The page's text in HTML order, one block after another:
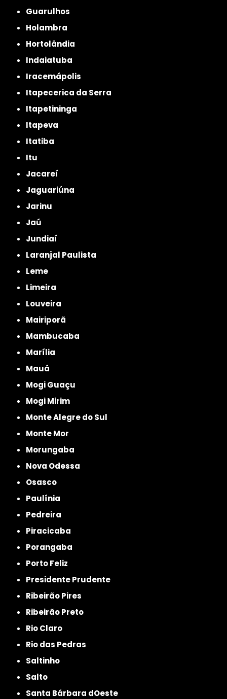
Guarulhos
Holambra
Hortolândia
Indaiatuba
Iracemápolis
Itapecerica da Serra
Itapetininga
Itapeva
Itatiba
Itu
Jacareí
Jaguariúna
Jarinu
Jaú
Jundiaí
Laranjal Paulista
Leme
Limeira
Louveira
Mairiporã
Mambucaba
Marília
Mauá
Mogi Guaçu
Mogi Mirim
Monte Alegre do Sul
Monte Mor
Morungaba
Nova Odessa
Osasco
Paulínia
Pedreira
Piracicaba
Porangaba
Porto Feliz
Presidente Prudente
Ribeirão Pires
Ribeirão Preto
Rio Claro
Rio das Pedras
Saltinho
Salto
Santa Bárbara dOeste